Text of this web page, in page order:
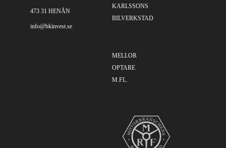
473 31 HENÅN
info@bkinvest.se
KARLSSONS
BILVERKSTAD
MELLOR
OPTARE
M.FL.